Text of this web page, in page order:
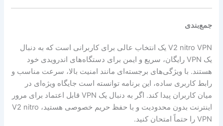
جمع‌بندی
V2 nitro VPN یک انتخاب عالی برای کاربرانی است که به دنبال
یک VPN رایگان، سریع و ایمن برای دستگاه‌های اندرویدی خود
هستند. با ویژگی‌های برجسته‌ای مانند امنیت بالا، سرعت مناسب و
رابط کاربری ساده، این برنامه توانسته است جایگاه ویژه‌ای در
میان کاربران پیدا کند. اگر به دنبال یک VPN قابل اعتماد برای مرور
اینترنت بدون محدودیت و با حفظ حریم خصوصی هستید، V2 nitro
VPN را حتماً امتحان کنید.